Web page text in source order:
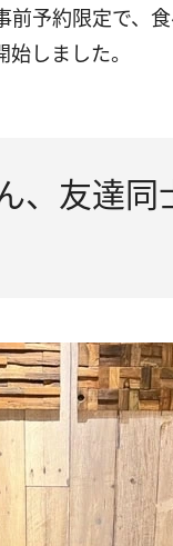
前予約限定で、
しました。
、友達同